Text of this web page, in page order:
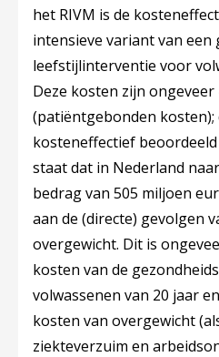
het RIVM is de
intensieve variant van een
leefstijlinterventie voor
Deze kosten zijn ongeveer
(patiëntgebonden kosten);
kosteneffectief beoordeeld
staat dat in Nederland
bedrag van 505 miljoen
aan de (directe) gevolgen
overgewicht. Dit is
kosten van de
volwassenen van 20 jaar
kosten van overgewicht
ziekteverzuim en